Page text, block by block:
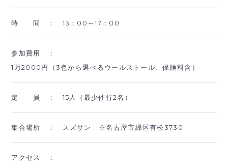
時 間 ： 13：00～17：00
参加費用 ：
1万2000円（3色から選べるウールストール、保険料含）
定 員 ： 15人（最少催行2名）
集合場所 ： スズサン ※名古屋市緑区有松3730
アクセス ：